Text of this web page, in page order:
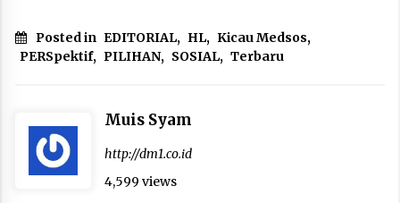
Posted in EDITORIAL, HL, Kicau Medsos,
PERSpektif, PILIHAN, SOSIAL, Terbaru
Muis Syam
http://dm1.co.id
4,599 views